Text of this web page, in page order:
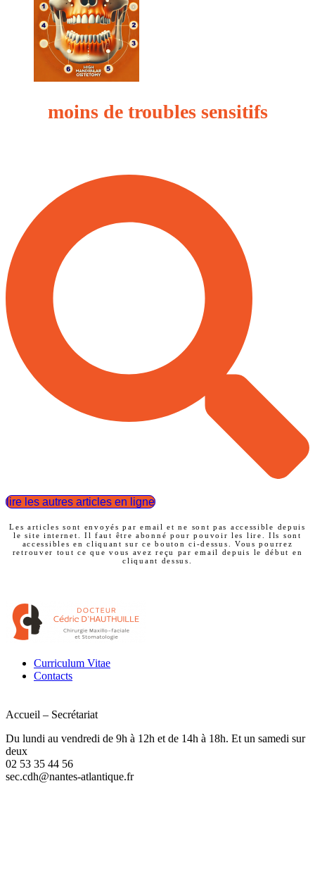
moins de troubles sensitifs
lire les autres articles en ligne
Les articles sont envoyés par email et ne sont pas accessible depuis
le site internet. Il faut être abonné pour pouvoir les lire. Ils sont
accessibles en cliquant sur ce bouton ci-dessus. Vous pourrez
retrouver tout ce que vous avez reçu par email depuis le début en
cliquant dessus.
Curriculum Vitae
Contacts
Accueil – Secrétariat
Du lundi au vendredi de 9h à 12h et de 14h à 18h. Et un samedi sur
deux
02 53 35 44 56
sec.cdh@nantes-atlantique.fr